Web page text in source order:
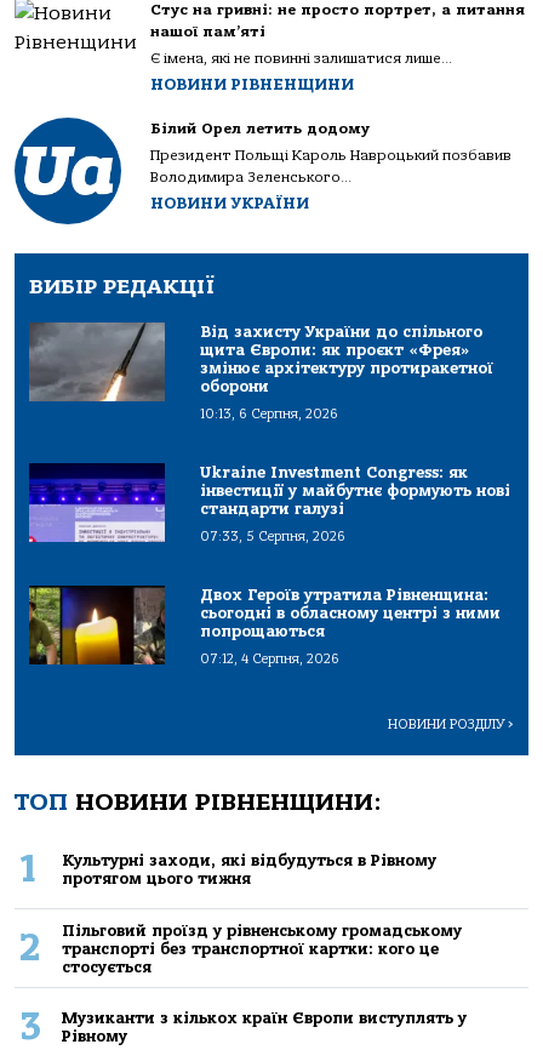
Стус на гривні: не просто портрет, а питання
нашої пам’яті
Є імена, які не повинні залишатися лише...
НОВИНИ РІВНЕНЩИНИ
Білий Орел летить додому
Президент Польщі Кароль Навроцький позбавив
Володимира Зеленського...
НОВИНИ УКРАЇНИ
ВИБІР РЕДАКЦІЇ
Від захисту України до спільного
щита Європи: як проєкт «Фрея»
змінює архітектуру протиракетної
оборони
10:13, 6 Серпня, 2026
Ukraine Investment Congress: як
інвестиції у майбутнє формують нові
стандарти галузі
07:33, 5 Серпня, 2026
Двох Героїв утратила Рівненщина:
сьогодні в обласному центрі з ними
попрощаються
07:12, 4 Серпня, 2026
НОВИНИ РОЗДІЛУ>
ТОП НОВИНИ РІВНЕНЩИНИ:
1
Культурні заходи, які відбудуться в Рівному
протягом цього тижня
2
Пільговий проїзд у рівненському громадському
транспорті без транспортної картки: кого це
стосується
3
Музиканти з кількох країн Європи виступлять у
Рівному